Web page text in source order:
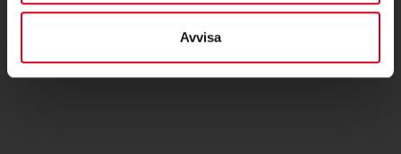
Avvisa
stockholm@neuro.se